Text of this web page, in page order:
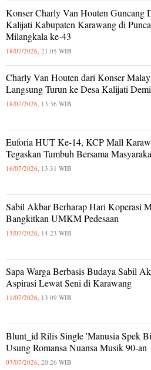
Konser Charly Van Houten Guncang
Kalijati Kabupaten Karawang di
Milangkala ke-43
18/07/2026, 21:05 WIB
Charly Van Houten dari Konser
Langsung Turun ke Desa Kalijati
18/07/2026, 13:36 WIB
Euforia HUT Ke-14, KCP Mall
Tegaskan Tumbuh Bersama
16/07/2026, 13:31 WIB
Sabil Akbar Berharap Hari Koperasi
Bangkitkan UMKM Pedesaan
13/07/2026, 14:23 WIB
Sapa Warga Berbasis Budaya Sabil
Aspirasi Lewat Seni di Karawang
11/07/2026, 13:09 WIB
Blunt_id Rilis Single 'Manusia Spek
Usung Romansa Nuansa Musik 90-an
07/07/2026, 20:26 WIB